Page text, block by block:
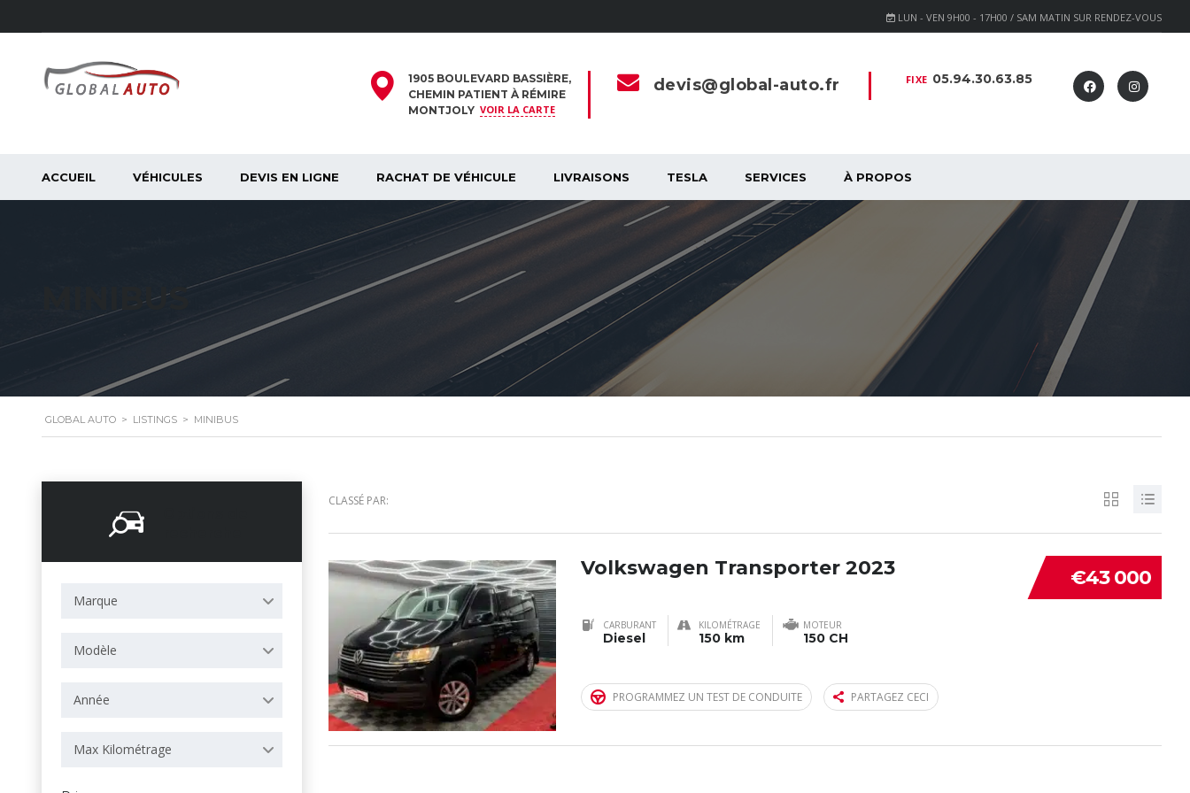
LUN - VEN 9H00 - 17H00 / SAM MATIN SUR RENDEZ-VOUS
FIXE 05.94.30.63.85
devis@global-auto.fr
1905 BOULEVARD BASSIÈRE,
CHEMIN PATIENT À RÉMIRE
MONTJOLY VOIR LA CARTE
ACCUEIL VÉHICULES DEVIS EN LIGNE RACHAT DE VÉHICULE LIVRAISONS TESLA SERVICES À PROPOS
MINIBUS
GLOBAL AUTO > LISTINGS > MINIBUS
Marque
Modèle
Année
Max Kilométrage
CLASSÉ PAR:
€43 000
Volkswagen Transporter 2023
CARBURANT
Diesel
KILOMÉTRAGE
150 km
MOTEUR
150 CH
PROGRAMMEZ UN TEST DE CONDUITE PARTAGEZ CECI